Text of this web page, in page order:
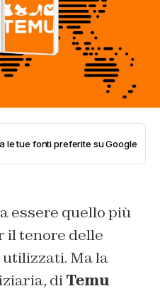
le tue fonti preferite su Google
essere quello più
il tenore delle
utilizzati. Ma la
diTemu